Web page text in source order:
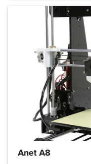
Anet A8